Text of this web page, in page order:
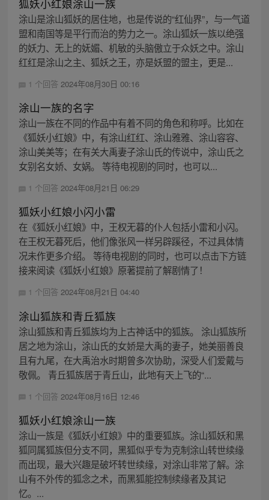
狐妖小红娘涂山一族
涂山是涂山狐妖的居住地，也是传说的“红仙界”，与一气道
盟和南国等是平行而治的势力之一。涂山狐妖一族以绝强
的妖力、无上的妩媚、机敏的头脑傲立于众妖之中。涂山
红红是涂山之主、狐妖之王，亦是妖盟的盟主，更是...
1 个回答 2024年08月30日 00:16
涂山一族的名字
涂山一族在不同的作品中有着不同的角色和称呼。比如在
《狐妖小红娘》中，有涂山红红、涂山雅雅、涂山容容、
涂山美美等；在有关大禹妻子涂山氏的传说中，涂山氏之
女别名女娇、女娲。 等待电视剧的同时，也可以...
1 个回答 2024年08月21日 06:29
狐妖小红娘小闪小雷
在《狐妖小红娘》中，王权无暮的仆人包括小雷和小闪。
在王权无暮死后，他们像张风一样另辟蹊径，不过具体情
况未作更多介绍。 等待电视剧的同时，也可以点击下方链
接来阅读《狐妖小红娘》原著提前了解剧情了！
1 个回答 2024年08月21日 04:40
涂山狐族和青丘狐族
涂山狐族和青丘狐族均为上古神话中的狐族。 涂山狐族所
居之地为涂山，涂山氏的女娇是大禹的妻子，她美丽善良
且有九尾，在大禹治水时期曾多次协助，深受人们爱戴与
敬佩。 青丘狐族居于青丘山，此地有天上飞的“...
1 个回答 2024年08月16日 12:46
狐妖小红娘涂山一族
涂山一族是《狐妖小红娘》中的重要狐族。涂山狐妖和黑
狐同属狐族但分支不同，黑狐似乎专为克制涂山转世续缘
而出现，最大兴趣是破坏转世续缘，对涂山非常了解。涂
山有不外传的狐念之术，而黑狐能控制续缘者及其记
忆。...